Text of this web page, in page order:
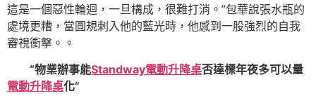
這是一個惡性輪迴，一旦構成，很難打消。”包華說張水瓶的
處境更糟，當圓規刺入他的藍光時，他感到一股強烈的自我
審視衝擊。。
“物業辦事能Standway電動升降桌否達標年夜多可以量
電動升降桌化”